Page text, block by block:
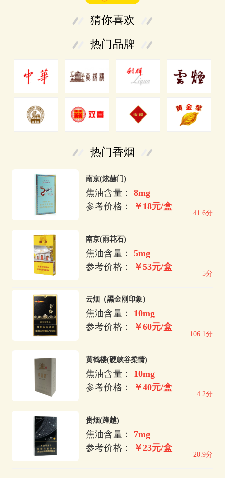
猜你喜欢
热门品牌
热门香烟
南京(炫赫门)
焦油含量：8mg
参考价格：
￥18元/盒
41.6分
南京(雨花石)
焦油含量：5mg
参考价格：
￥53元/盒
5分
云烟（黑金刚印象）
焦油含量： 10mg
参考价格：
￥60元/盒
106.1分
黄鹤楼(硬峡谷柔情)
焦油含量： 10mg
参考价格：
￥40元/盒
4.2分
贵烟(跨越)
焦油含量： 7mg
参考价格：
￥23元/盒
20.9分